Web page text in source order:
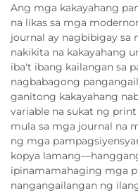
Ang mga kakayahang
na likas sa mga
journal ay nagbibigay sa
nakikita na kakayahang
iba't ibang kailangan sa
nagbabagong
ganitong kakayahang
variable na sukat ng
mula sa mga journal na
ng mga
kopya
ipinamamahaging mga
nangangailangan ng